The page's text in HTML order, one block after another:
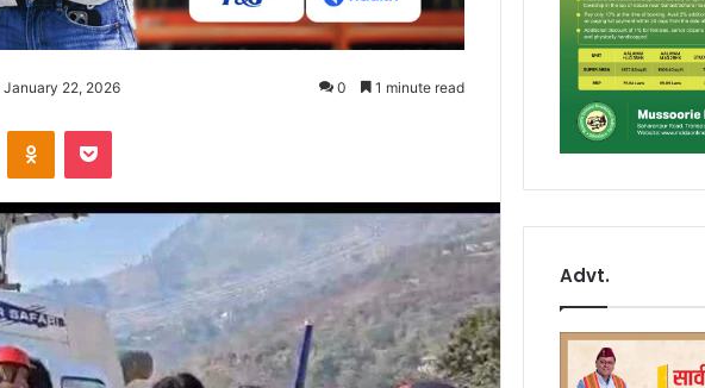
January 22, 2026 0 1 minute read
Advt.